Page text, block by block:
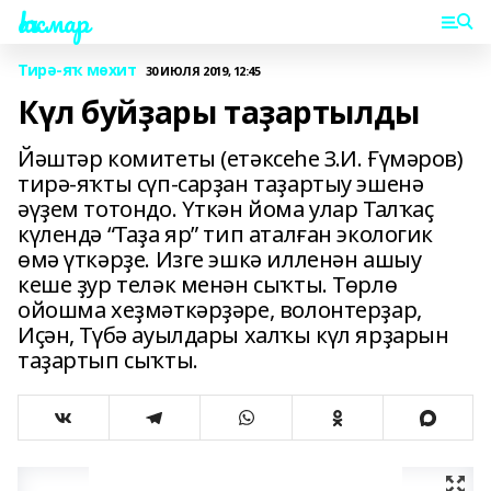
Һаҡмар
Тирә-яҡ мөхит 30 ИЮЛЯ 2019, 12:45
Күл буйҙары таҙартылды
Йәштәр комитеты (етәксеһе З.И. Ғүмәров)
тирә-яҡты сүп-сарҙан таҙартыу эшенә
әүҙем тотондо. Үткән йома улар Талҡаҫ
күлендә “Таҙа яр” тип аталған экологик
өмә үткәрҙе. Изге эшкә илленән ашыу
кеше ҙур теләк менән сыҡты. Төрлө
ойошма хеҙмәткәрҙәре, волонтерҙар,
Иҫән, Түбә ауылдары халҡы күл ярҙарын
таҙартып сыҡты.